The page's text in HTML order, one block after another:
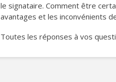
le signataire. Comment être
avantages et les inconvénients
Toutes les réponses à vos